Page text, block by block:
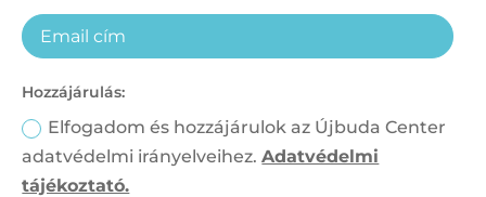
Hozzájárulás:
Elfogadom és hozzájárulok az Újbuda Center
adatvédelmi irányelveihez.Adatvédelmi
tájékoztató.